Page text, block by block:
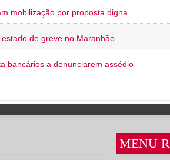
mobilização por proposta digna
de greve no Maranhão
bancários a denunciarem assédio
MENU